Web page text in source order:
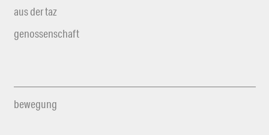
aus der taz
genossenschaft
bewegung